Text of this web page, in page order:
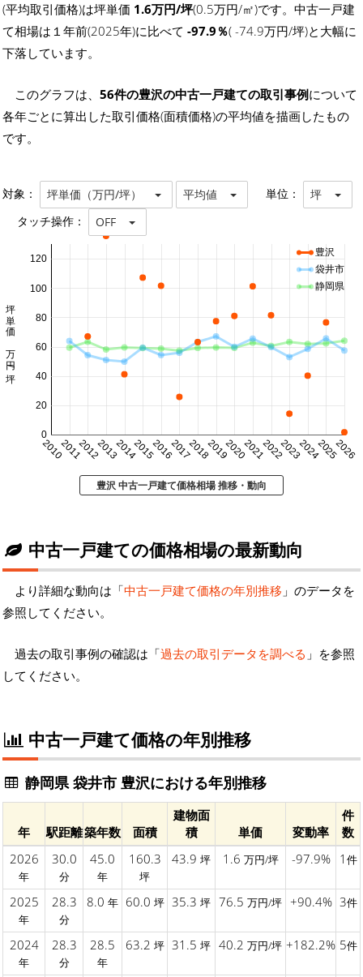
(平均取引価格)は坪単価 1.6万円/坪(0.5万円/㎡)です。中古一戸建
て相場は１年前(2025年)に比べて -97.9％( -74.9万円/坪)と大幅に
下落しています。
このグラフは、 56件の豊沢の中古一戸建ての取引事例について
各年ごとに算出した取引価格(面積価格)の平均値を描画したもの
です。
対象： 坪単価（万円/坪） 平均値 単位： 坪
タッチ操作： OFF
20102011201220132014201520162017201820192020202120222023202420252026
0
20
40
60
80
100
120
坪単価 万円/坪
豊沢
袋井市
静岡県
豊沢 中古一戸建て価格相場 推移・動向
中古一戸建ての価格相場の最新動向
より詳細な動向は「中古一戸建て価格の年別推移 」のデータを
参照してください。
過去の取引事例の確認は「過去の取引データを調べる 」を参照
してください。
中古一戸建て価格の年別推移
静岡県 袋井市 豊沢における年別推移
年 駅距離築年数 面積
建物面
積
単価 変動率
件
数
2026
年
30.0
分
45.0
年
160.3
坪
43.9 坪 1.6 万円/坪 -97.9% 1 件
2025
年
28.3
分
8.0 年 60.0 坪 35.3 坪 76.5 万円/坪 +90.4% 3件
2024
年
28.3
分
28.5
年
63.2 坪 31.5 坪 40.2 万円/坪 +182.2% 5件